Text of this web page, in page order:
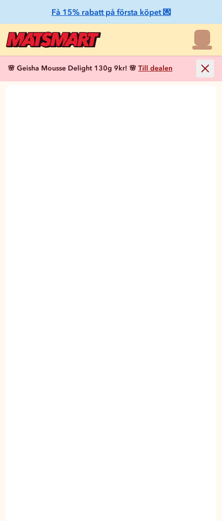
Få 15% rabatt på första köpet 💌
🌸 Geisha Mousse Delight 130g 9kr! 🌸 Till dealen